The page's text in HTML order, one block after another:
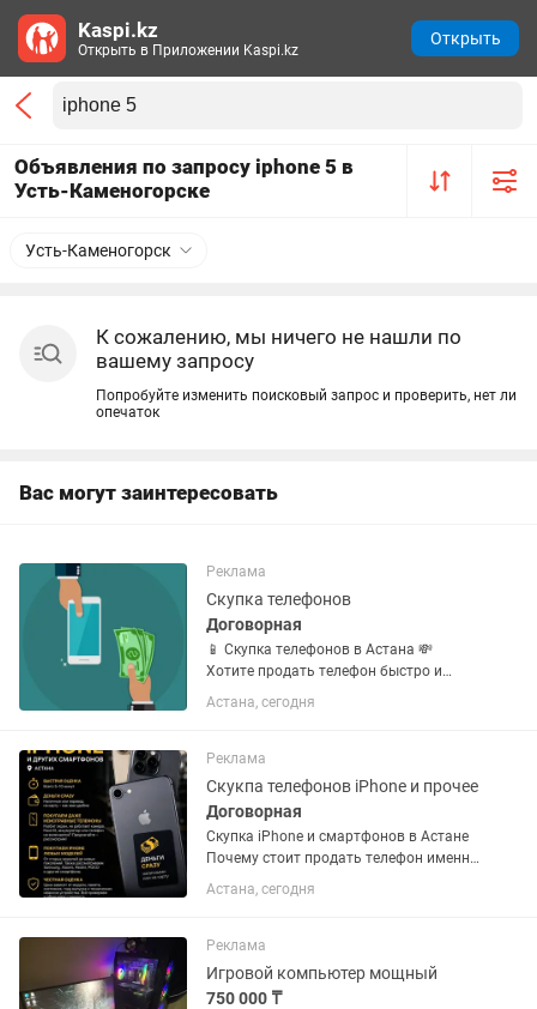
Объявления по запросу iphone 5 в
Усть-Каменогорске
Усть-Каменогорск
К сожалению, мы ничего не нашли по
вашему запросу
Попробуйте изменить поисковый запрос и проверить, нет ли
опечаток
Вас могут заинтересовать
Реклама
Скупка телефонов
Договорная
📱 Скупка телефонов в Астана 💸
Хотите продать телефон быстро и
выгодно? Покупаем новые, б/у и с
дефектами — любых брендов: 📲
Астана, сегодня
Реклама
Скукпа телефонов iPhone и прочее
Договорная
Скупка iPhone и смартфонов в Астане
Почему стоит продать телефон именно
нам? 🔹 Быстрая оценка — всего 5–10
минут Проверим состояние
технические характеристики и сразу...
Астана, сегодня
Реклама
Игровой компьютер мощный
750 000 ₸
Kaspi.kz
Открыть в Приложении Kaspi.kz
Открыть